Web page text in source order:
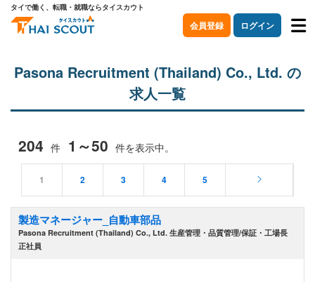
タイで働く、転職・就職ならタイスカウト
会員登録 ログイン
Pasona Recruitment (Thailand) Co., Ltd. の
求人一覧
204 件 1～50 件を表示中。
1 2 3 4 5
製造マネージャー_自動車部品
Pasona Recruitment (Thailand) Co., Ltd. 生産管理・品質管理/保証・工場長
正社員